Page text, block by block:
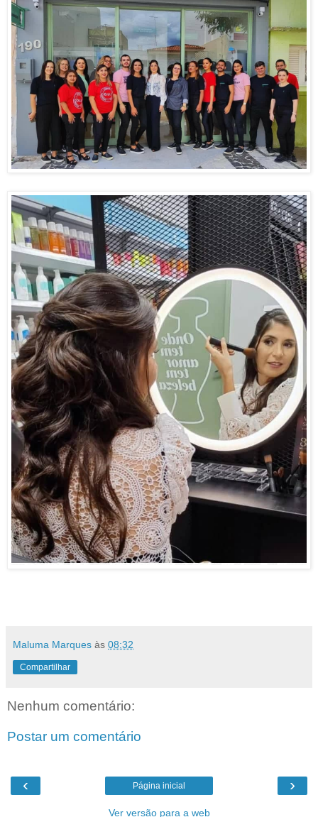
Maluma Marques às 08:32
Compartilhar
Nenhum comentário:
Postar um comentário
‹ ›
Página inicial
Ver versão para a web